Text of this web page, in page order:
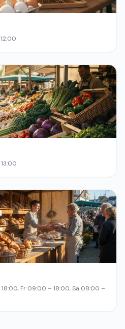
18:00, Fr 09:00 – 18:00, Sa 08:00 –